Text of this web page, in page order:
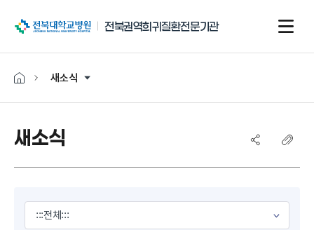
전북대학교병원
전북권역희귀질환전문기관
새소식
새소식